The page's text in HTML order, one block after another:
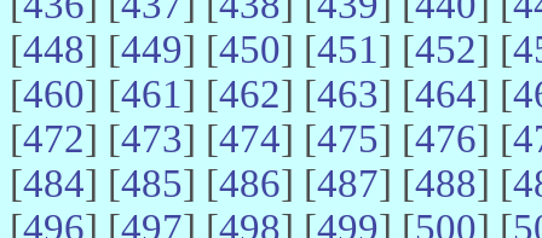
[448] [449] [450] [451] [452] [
[460] [461] [462] [463] [464] [
[472] [473] [474] [475] [476] [
[484] [485] [486] [487] [488] [
[496] [497] [498] [499] [500] [